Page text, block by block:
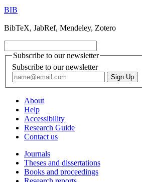
BIB
BibTeX, JabRef, Mendeley, Zotero
Subscribe to our newsletter
Subscribe to our newsletter
About
Help
Accessibility
Research Guide
Contact us
Journals
Theses and dissertations
Books and proceedings